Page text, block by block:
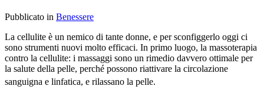
Pubblicato in Benessere
La cellulite è un nemico di tante donne, e per sconfiggerlo oggi ci
sono strumenti nuovi molto efficaci. In primo luogo, la massoterapia
contro la cellulite: i massaggi sono un rimedio davvero ottimale per
la salute della pelle, perché possono riattivare la circolazione
sanguigna e linfatica, e rilassano la pelle.